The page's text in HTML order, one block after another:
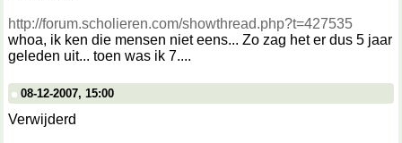
http://forum.scholieren.com/showthread.php?t=427535
whoa, ik ken die mensen niet eens... Zo zag het er dus 5 jaar
geleden uit... toen was ik 7....
08-12-2007, 15:00
Verwijderd